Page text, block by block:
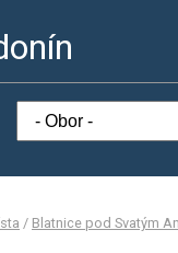
/ Blatnice pod Svatým